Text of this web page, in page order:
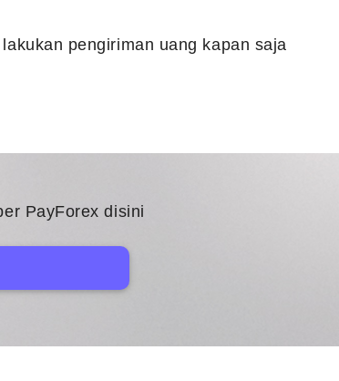
lakukan pengiriman uang kapan saja
PayForex disini